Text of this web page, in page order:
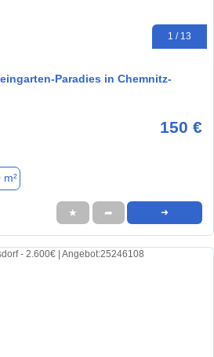
1 / 13
Paradies in Chemnitz-
150 €
★ ➦ ➜